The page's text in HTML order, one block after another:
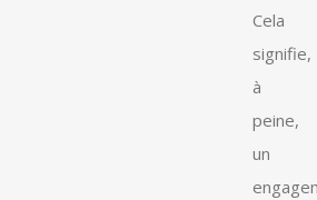
Cela
signifie,
à
peine,
un